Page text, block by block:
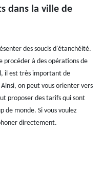
dans la ville de
des soucis d'étanchéité.
procéder à des opérations de
il est très important de
on peut vous orienter vers
proposer des tarifs qui sont
de monde. Si vous voulez
directement.